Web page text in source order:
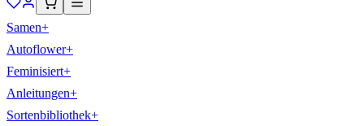
Samen+
Autoflower+
Feminisiert+
Anleitungen+
Sortenbibliothek+